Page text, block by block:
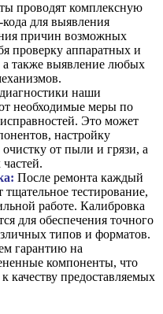
проводят комплексную
для выявления
причин возможных
проверку аппаратных и
также выявление любых
наши
необходимые меры по
Это может
настройку
от пыли и грязи, а
После ремонта каждый
тестирование,
работе. Калибровка
для обеспечения точного
типов и форматов.
гарантию на
компоненты, что
качеству предоставляемых